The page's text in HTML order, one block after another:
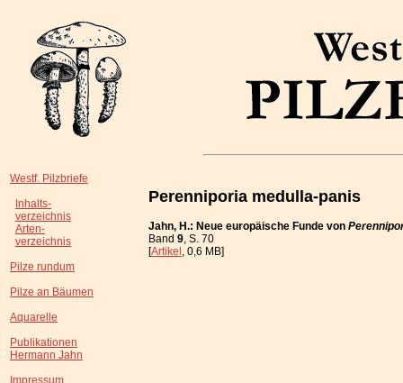
Westf. Pilzbriefe
Inhalts-
verzeichnis
Arten-
verzeichnis
Pilze rundum
Pilze an Bäumen
Aquarelle
Publikationen
Hermann Jahn
Impressum
Perenniporia medulla-panis
Jahn, H.: Neue europäische Funde von
Band 9, S. 70
[Artikel, 0,6 MB]